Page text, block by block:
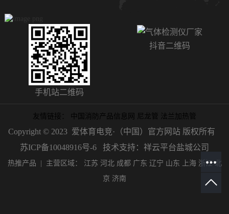
手机站二维码
抖音二维码
友情链接： 中国消防产品信息网 尼龙管 法兰加热管
Copyright © 2023 爱体育电竞·（中国）官方网站 版权所有
苏ICP备10048916号-6
技术支持：祥云平台盐城公司
热推产品 | 主营区域： 江苏 河北 成都 广东 辽宁 山东 上海 浙江 北
京 济南